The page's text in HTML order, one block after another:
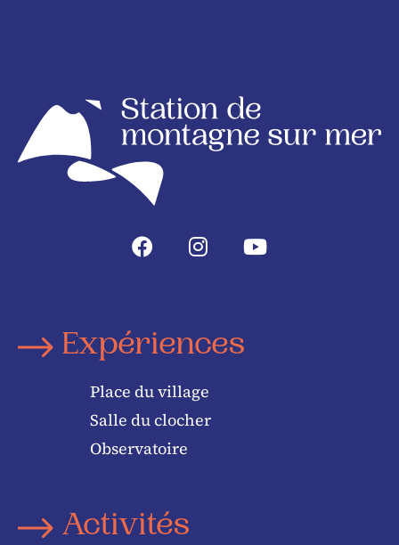
Expériences
Place du village
Salle du clocher
Observatoire
Activités